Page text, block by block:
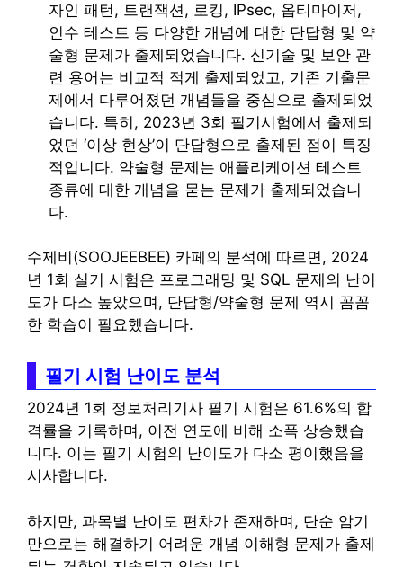
자인 패턴, 트랜잭션, 로킹, IPsec, 옵티마이저,
인수 테스트 등 다양한 개념에 대한 단답형 및 약
술형 문제가 출제되었습니다. 신기술 및 보안 관
련 용어는 비교적 적게 출제되었고, 기존 기출문
제에서 다루어졌던 개념들을 중심으로 출제되었
습니다. 특히, 2023년 3회 필기시험에서 출제되
었던 ‘이상 현상’이 단답형으로 출제된 점이 특징
적입니다. 약술형 문제는 애플리케이션 테스트
종류에 대한 개념을 묻는 문제가 출제되었습니
다.
수제비(SOOJEEBEE) 카페의 분석에 따르면, 2024
년 1회 실기 시험은 프로그래밍 및 SQL 문제의 난이
도가 다소 높았으며, 단답형/약술형 문제 역시 꼼꼼
한 학습이 필요했습니다.
필기 시험 난이도 분석
2024년 1회 정보처리기사 필기 시험은 61.6%의 합
격률을 기록하며, 이전 연도에 비해 소폭 상승했습
니다. 이는 필기 시험의 난이도가 다소 평이했음을
시사합니다.
하지만, 과목별 난이도 편차가 존재하며, 단순 암기
만으로는 해결하기 어려운 개념 이해형 문제가 출제